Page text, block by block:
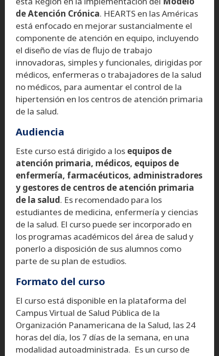
de Atención Crónica. HEARTS en las Américas
está enfocado en mejorar sustancialmente el
componente de atención en equipo, incluyendo
el diseño de vías de flujo de trabajo
innovadoras, simples y funcionales, dirigidas por
médicos, enfermeras o trabajadores de la salud
no médicos, para aumentar el control de la
hipertensión en los centros de atención primaria
de la salud.
Audiencia
Este curso está dirigido a los equipos de
atención primaria, médicos, equipos de
enfermería, farmacéuticos, administradores
y gestores de centros de atención primaria
de la salud. Es recomendado para los
estudiantes de medicina, enfermería y ciencias
de la salud. El curso puede ser incorporado en
los programas académicos del área de salud y
ponerlo a disposición de sus alumnos como
parte de su plan de estudios.
Formato del curso
El curso está disponible en la plataforma del
Campus Virtual de Salud Pública de la
Organización Panamericana de la Salud, las 24
horas del día, los 7 días de la semana, en una
modalidad autoadministrada. Es un curso de